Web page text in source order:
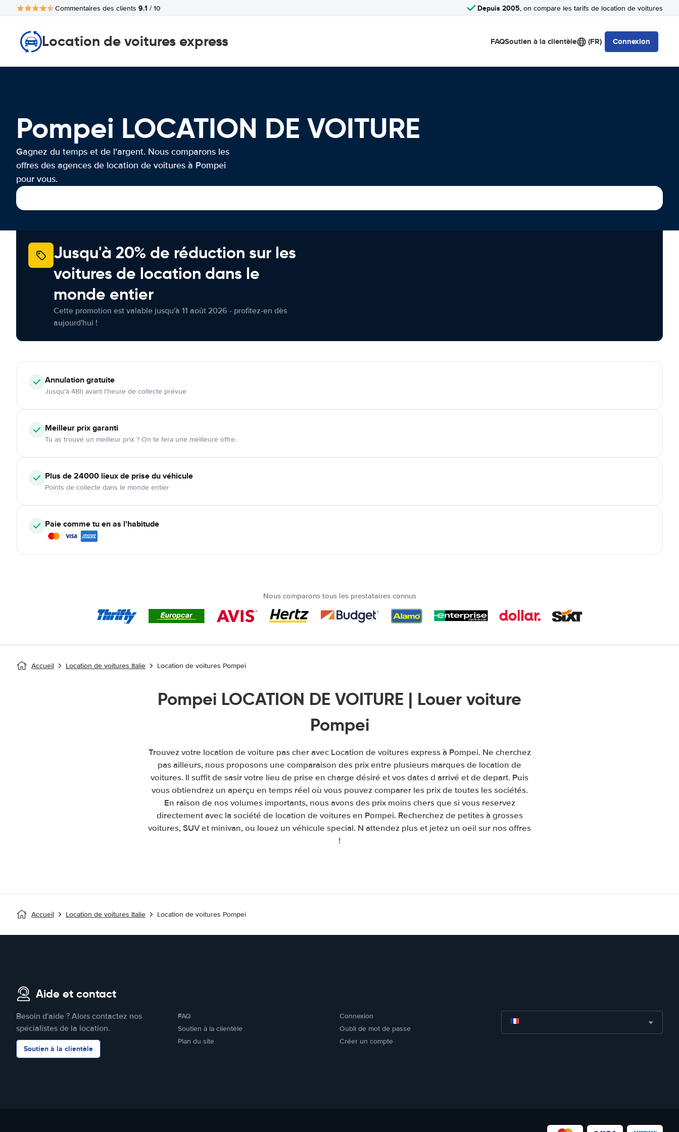
Commentaires des clients 9.1 / 10 Depuis 2005, on compare les tarifs de location de voitures
Location de voitures express FAQSoutien à la clientèle (FR) Connexion
Pompei LOCATION DE VOITURE
Gagnez du temps et de l'argent. Nous comparons les
offres des agences de location de voitures à Pompei
pour vous.
Jusqu'à 20% de réduction sur les
voitures de location dans le
monde entier
Cette promotion est valable jusqu'à 11 août 2026 - profitez-en dès
aujourd'hui !
Annulationgratuite
Jusqu'à 48h avant l'heure de collecte prévue
Meilleur prix garanti
Tu as trouvé un meilleur prix ? On te fera une meilleure offre.
Plus de 24000 lieux de prise du véhicule
Points de collecte dans le monde entier
Paie comme tu en as l'habitude
Nous comparons tous les prestataires connus
Accueil Location de voitures Italie Location de voitures Pompei
Pompei LOCATION DE VOITURE | Louer voiture
Pompei
Trouvez votre location de voiture pas cher avec Location de voitures express à Pompei. Ne cherchez
pas ailleurs, nous proposons une comparaison des prix entre plusieurs marques de location de
voitures. Il suffit de sasir votre lieu de prise en charge désiré et vos dates d arrivé et de depart. Puis
vous obtiendrez un aperçu en temps réel où vous pouvez comparer les prix de toutes les sociétés.
En raison de nos volumes importants, nous avons des prix moins chers que si vous reservez
directement avec la société de location de voitures en Pompei. Recherchez de petites à grosses
voitures, SUV et minivan, ou louez un véhicule special. N attendez plus et jetez un oeil sur nos offres
!
Accueil Location de voitures Italie Location de voitures Pompei
Aide et contact
Besoin d'aide ? Alors contactez nos
spécialistes de la location.
Soutien à la clientèle
FAQ
Soutien à la clientèle
Plan du site
Connexion
Oubli de mot de passe
Créer un compte